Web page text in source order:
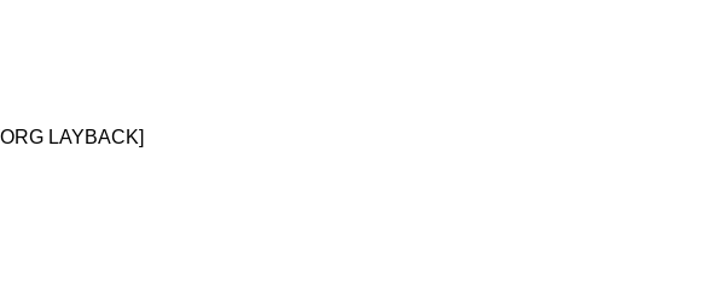
LAYBACK]